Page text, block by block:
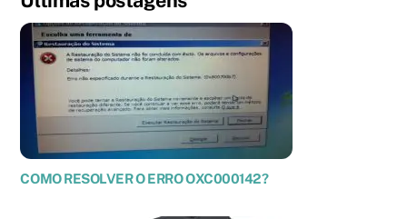
COMO RESOLVER O ERRO OXC000142?